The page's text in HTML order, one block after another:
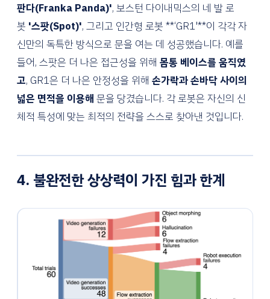
판다(Franka Panda)', 보스턴 다이내믹스의 네 발 로
봇 '스팟(Spot)', 그리고 인간형 로봇 **‘GR1'**이 각각 자
신만의 독특한 방식으로 문을 여는 데 성공했습니다. 예를
들어, 스팟은 더 나은 접근성을 위해 몸통 베이스를 움직였
고, GR1은 더 나은 안정성을 위해 손가락과 손바닥 사이의
넓은 면적을 이용해 문을 당겼습니다. 각 로봇은 자신의 신
체적 특성에 맞는 최적의 전략을 스스로 찾아낸 것입니다.
4. 불완전한 상상력이 가진 힘과 한계